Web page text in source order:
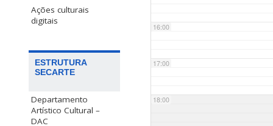
Ações culturais
digitais
ESTRUTURA
SECARTE
Departamento
Artístico Cultural –
DAC
16:00
17:00
18:00